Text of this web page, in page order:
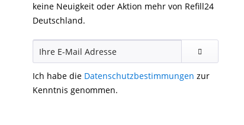
keine Neuigkeit oder Aktion mehr von Refill24
Deutschland.
Ich habe die Datenschutzbestimmungen zur
Kenntnis genommen.